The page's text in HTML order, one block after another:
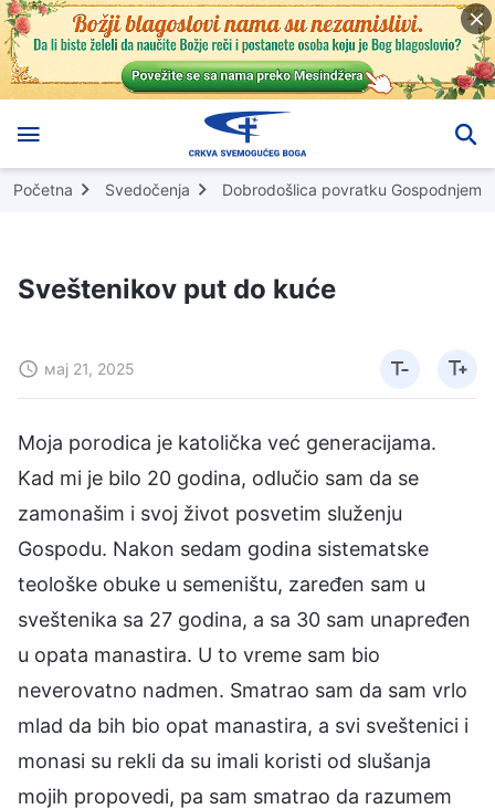
Početna Svedočenja Dobrodošlica povratku Gospodnjem
Sveštenikov put do kuće
мај 21, 2025
Moja porodica je katolička već generacijama.
Kad mi je bilo 20 godina, odlučio sam da se
zamonašim i svoj život posvetim služenju
Gospodu. Nakon sedam godina sistematske
teološke obuke u semeništu, zaređen sam u
sveštenika sa 27 godina, a sa 30 sam unapređen
u opata manastira. U to vreme sam bio
neverovatno nadmen. Smatrao sam da sam vrlo
mlad da bih bio opat manastira, a svi sveštenici i
monasi su rekli da su imali koristi od slušanja
mojih propovedi, pa sam smatrao da razumem